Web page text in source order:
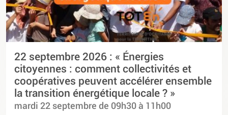
22 septembre 2026 : « Énergies
citoyennes : comment collectivités et
coopératives peuvent accélérer ensemble
la transition énergétique locale ? »
mardi 22 septembre de 09h30 à 11h00